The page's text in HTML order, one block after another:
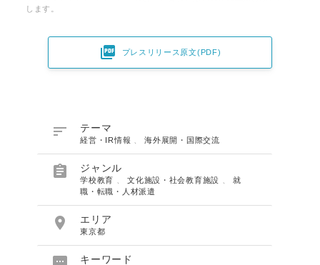
します。
 プレスリリース原文(PDF)
 テーマ
経営・IR情報 、海外展開・国際交流
 ジャンル
学校教育 、文化施設・社会教育施設 、就
職・転職・人材派遣
 エリア
東京都
キーワード